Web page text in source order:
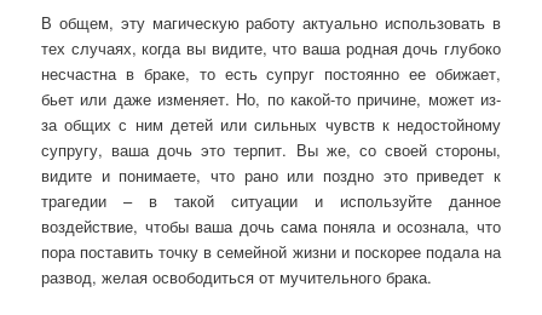
В общем, эту магическую работу актуально использовать в
тех случаях, когда вы видите, что ваша родная дочь глубоко
несчастна в браке, то есть супруг постоянно ее обижает,
бьет или даже изменяет. Но, по какой-то причине, может из-
за общих с ним детей или сильных чувств к недостойному
супругу, ваша дочь это терпит. Вы же, со своей стороны,
видите и понимаете, что рано или поздно это приведет к
трагедии – в такой ситуации и используйте данное
воздействие, чтобы ваша дочь сама поняла и осознала, что
пора поставить точку в семейной жизни и поскорее подала на
развод, желая освободиться от мучительного брака.